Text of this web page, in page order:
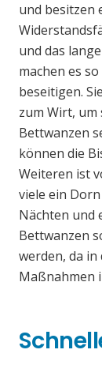
und besitzen
und das
machen es
beseitigen.
zum Wirt, um
Bettwanzen
können die
Weiteren ist
viele ein
Nächten und
Bettwanzen
werden, da in
Maßnahmen